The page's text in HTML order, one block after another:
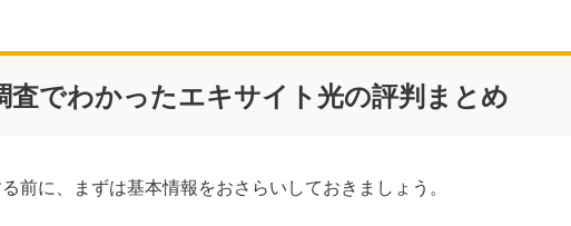
査でわかったエキサイト光の評判まとめ
前に、まずは基本情報をおさらいしておきましょう。